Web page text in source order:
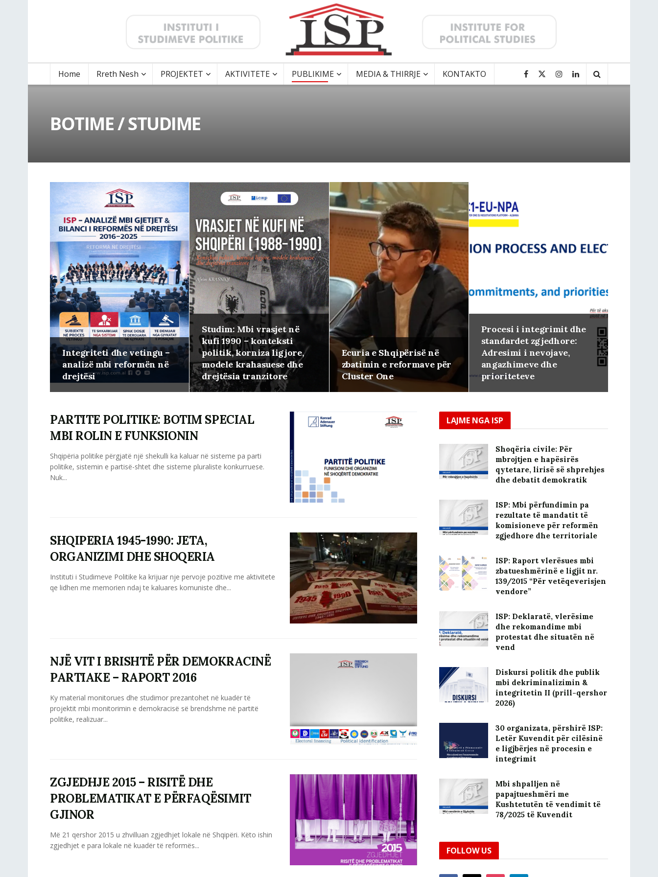
Home Rreth Nesh PROJEKTET AKTIVITETE PUBLIKIME MEDIA & THIRRJE KONTAKTO
BOTIME / STUDIME
Integriteti dhe vetingu –
analizë mbi reformën në
drejtësi
Studim: Mbi vrasjet në
kufi 1990 – konteksti
politik, korniza ligjore,
modele krahasuese dhe
drejtësia tranzitore
Ecuria e Shqipërisë në
zbatimin e reformave për
Cluster One
Procesi i integrimit dhe
standardet zgjedhore:
Adresimi i nevojave,
angazhimeve dhe
prioriteteve
PARTITE POLITIKE: BOTIM SPECIAL
MBI ROLIN E FUNKSIONIN
Shqipëria politike përgjatë një shekulli ka kaluar në sisteme pa parti
politike, sistemin e partisë-shtet dhe sisteme pluraliste konkurruese.
Nuk...
SHQIPERIA 1945-1990: JETA,
ORGANIZIMI DHE SHOQERIA
Instituti i Studimeve Politike ka krijuar nje pervoje pozitive me aktivitete
qe lidhen me memorien ndaj te kaluares komuniste dhe...
NJË VIT I BRISHTË PËR DEMOKRACINË
PARTIAKE – RAPORT 2016
Ky material monitorues dhe studimor prezantohet në kuadër të
projektit mbi monitorimin e demokracisë së brendshme në partitë
politike, realizuar...
ZGJEDHJE 2015 – RISITË DHE
PROBLEMATIKAT E PËRFAQËSIMIT
GJINOR
Më 21 qershor 2015 u zhvilluan zgjedhjet lokale në Shqipëri. Këto ishin
zgjedhjet e para lokale në kuadër të reformës...
LAJME NGA ISP
Shoqëria civile: Për
mbrojtjen e hapësirës
qytetare, lirisë së shprehjes
dhe debatit demokratik
ISP: Mbi përfundimin pa
rezultate të mandatit të
komisioneve për reformën
zgjedhore dhe territoriale
ISP: Raport vlerësues mbi
zbatueshmërinë e ligjit nr.
139/2015 “Për vetëqeverisjen
vendore”
ISP: Deklaratë, vlerësime
dhe rekomandime mbi
protestat dhe situatën në
vend
Diskursi politik dhe publik
mbi dekriminalizimin &
integritetin II (prill-qershor
2026)
30 organizata, përshirë ISP:
Letër Kuvendit për cilësinë
e ligjbërjes në procesin e
integrimit
Mbi shpalljen në
papajtueshmëri me
Kushtetutën të vendimit të
78/2025 të Kuvendit
FOLLOW US